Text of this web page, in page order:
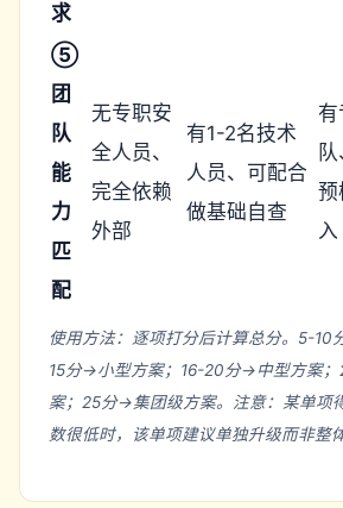
求
⑤
团
队
能
力
匹
配
无专职安
全人员、
完全依赖
外部
有1-2名技术
人员、可配合
做基础自查
有
预
入
使用方法：逐项打分后计算总分。5-10
15分→小型方案；16-20分→中型方案
案；25分→集团级方案。注意：某单项
数很低时，该单项建议单独升级而非整